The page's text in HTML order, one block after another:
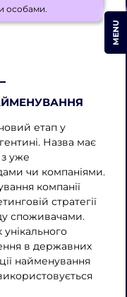
особами.
етап у
Назва має
з уже
чи компаніями.
компанії
стратегії
споживачами.
в державних
найменування
MENU